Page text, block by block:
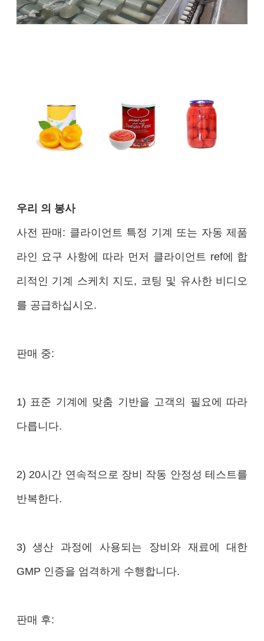
우리 의 봉사
사전 판매: 클라이언트 특정 기계 또는 자동 제품
라인 요구 사항에 따라 먼저 클라이언트 ref에 합
리적인 기계 스케치 지도, 코팅 및 유사한 비디오
를 공급하십시오.
판매 중:
1) 표준 기계에 맞춤 기반을 고객의 필요에 따라
다릅니다.
2) 20시간 연속적으로 장비 작동 안정성 테스트를
반복한다.
3) 생산 과정에 사용되는 장비와 재료에 대한
GMP 인증을 엄격하게 수행합니다.
판매 후: